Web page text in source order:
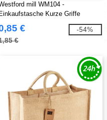
mill WM104 -
Einkaufstasche Kurze Griffe
€
€
-54%